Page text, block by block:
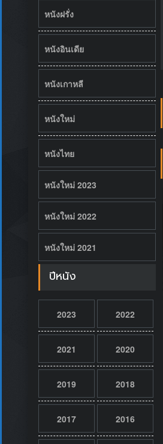
หนังฝรั่ง
หนังอินเดีย
หนังเกาหลี
หนังใหม่
หนังไทย
หนังใหม่ 2023
หนังใหม่ 2022
หนังใหม่ 2021
ปีหนัง
2023 2022
2021 2020
2019 2018
2017 2016